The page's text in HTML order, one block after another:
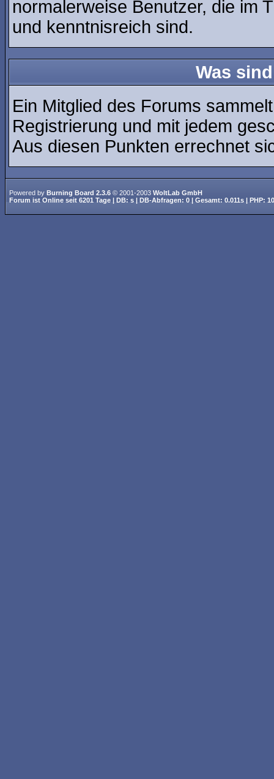
normalerweise Benutzer, die im
und kenntnisreich sind.
Was
Ein Mitglied des Forums
Registrierung und mit jedem
Aus diesen Punkten errechnet
Powered by Burning Board 2.3.6 © 2001-2003 WoltLab GmbH
Forum ist Online seit 6201 Tage | DB: s | DB-Abfragen: 0 | Gesamt: 0.011s | PHP: